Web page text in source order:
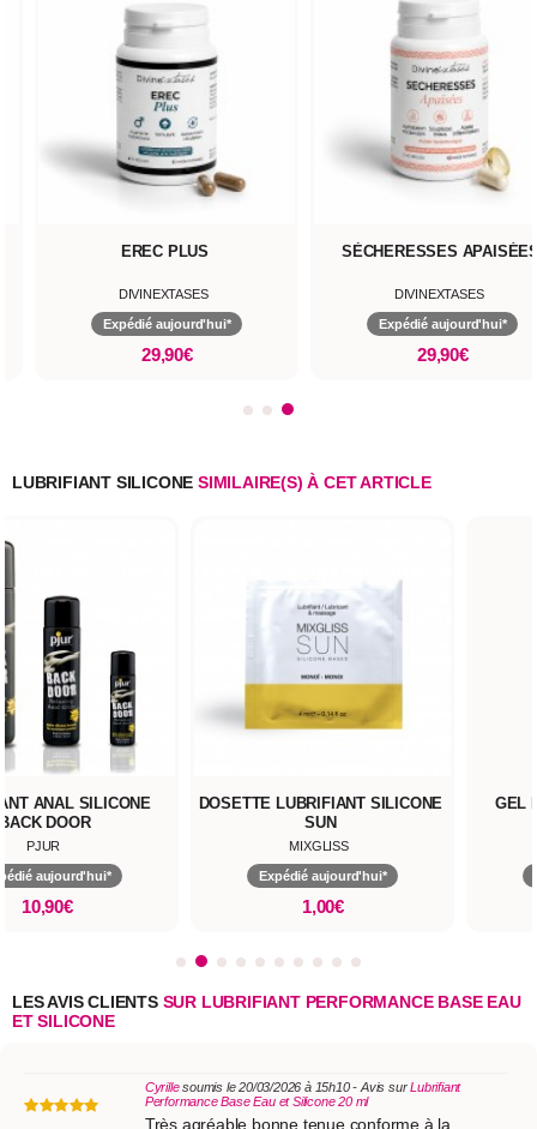
EREC PLUS
DIVINEXTASES
Expédié aujourd'hui*
29,90€
SÈCHERESSES
DIVINEXTASES
Expédié aujourd'hui*
29,90€
LUBRIFIANT SILICONE SIMILAIRE(S) À CET ARTICLE
ANAL SILICONE
BACK DOOR
PJUR
aujourd'hui*
10,90€
DOSETTE LUBRIFIANT SILICONE
SUN
MIXGLISS
Expédié aujourd'hui*
1,00€
GEL
LES AVIS CLIENTSSUR LUBRIFIANT PERFORMANCE BASE EAU
ET SILICONE
Cyrillesoumis le 20/03/2026 à 15h10 - Avis surLubrifiant
Performance Base Eau et Silicone 20 ml
Très agréable bonne tenue conforme à la